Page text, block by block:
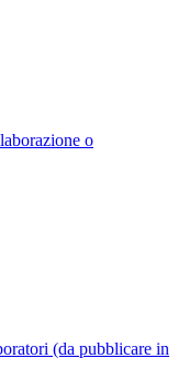
o
(da pubblicare in